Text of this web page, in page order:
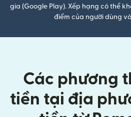
gia (Google Play). Xếp hạng có thể
điểm của người dùng
Các phương
tiền tại địa